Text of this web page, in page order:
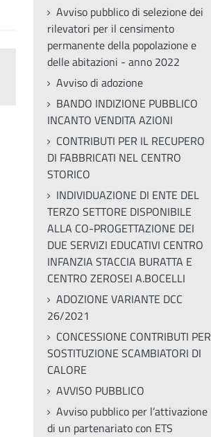
Avviso pubblico di selezione dei
rilevatori per il censimento
permanente della popolazione e
delle abitazioni - anno 2022
Avviso di adozione
BANDO INDIZIONE PUBBLICO
INCANTO VENDITA AZIONI
CONTRIBUTI PER IL RECUPERO
DI FABBRICATI NEL CENTRO
STORICO
INDIVIDUAZIONE DI ENTE DEL
TERZO SETTORE DISPONIBILE
ALLA CO-PROGETTAZIONE DEI
DUE SERVIZI EDUCATIVI CENTRO
INFANZIA STACCIA BURATTA E
CENTRO ZEROSEI A.BOCELLI
ADOZIONE VARIANTE DCC
26/2021
CONCESSIONE CONTRIBUTI PER
SOSTITUZIONE SCAMBIATORI DI
CALORE
AVVISO PUBBLICO
Avviso pubblico per l’attivazione
di un partenariato con ETS